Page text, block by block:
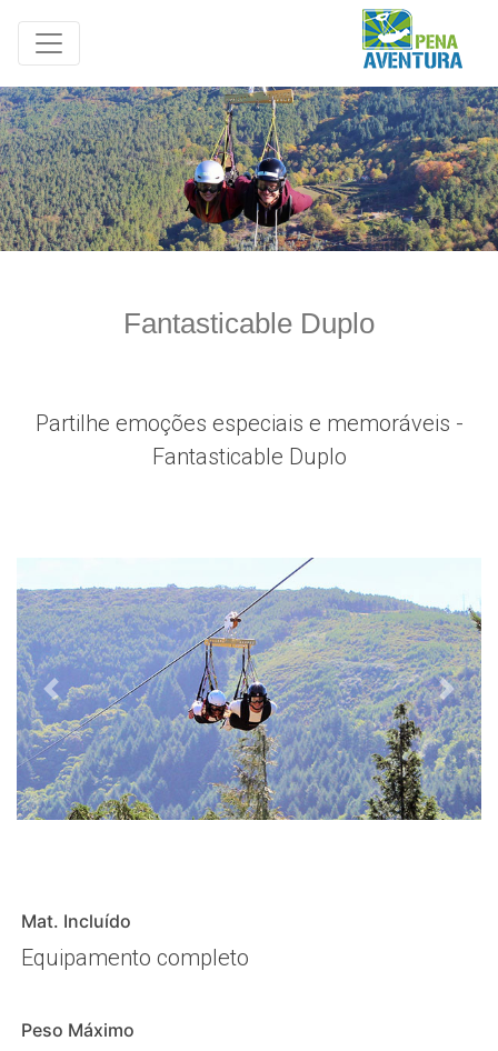
Fantasticable Duplo
Partilhe emoções especiais e memoráveis -
Fantasticable Duplo
Previous Next
Mat. Incluído
Equipamento completo
Peso Máximo